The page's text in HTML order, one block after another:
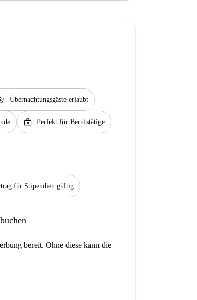
Übernachtungsgäste erlaubt
business_center Perfekt für Berufstätige
für Stipendien gültig
bereit. Ohne diese kann die